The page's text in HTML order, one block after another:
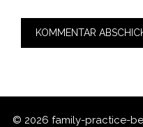
© 2026 family-practice-